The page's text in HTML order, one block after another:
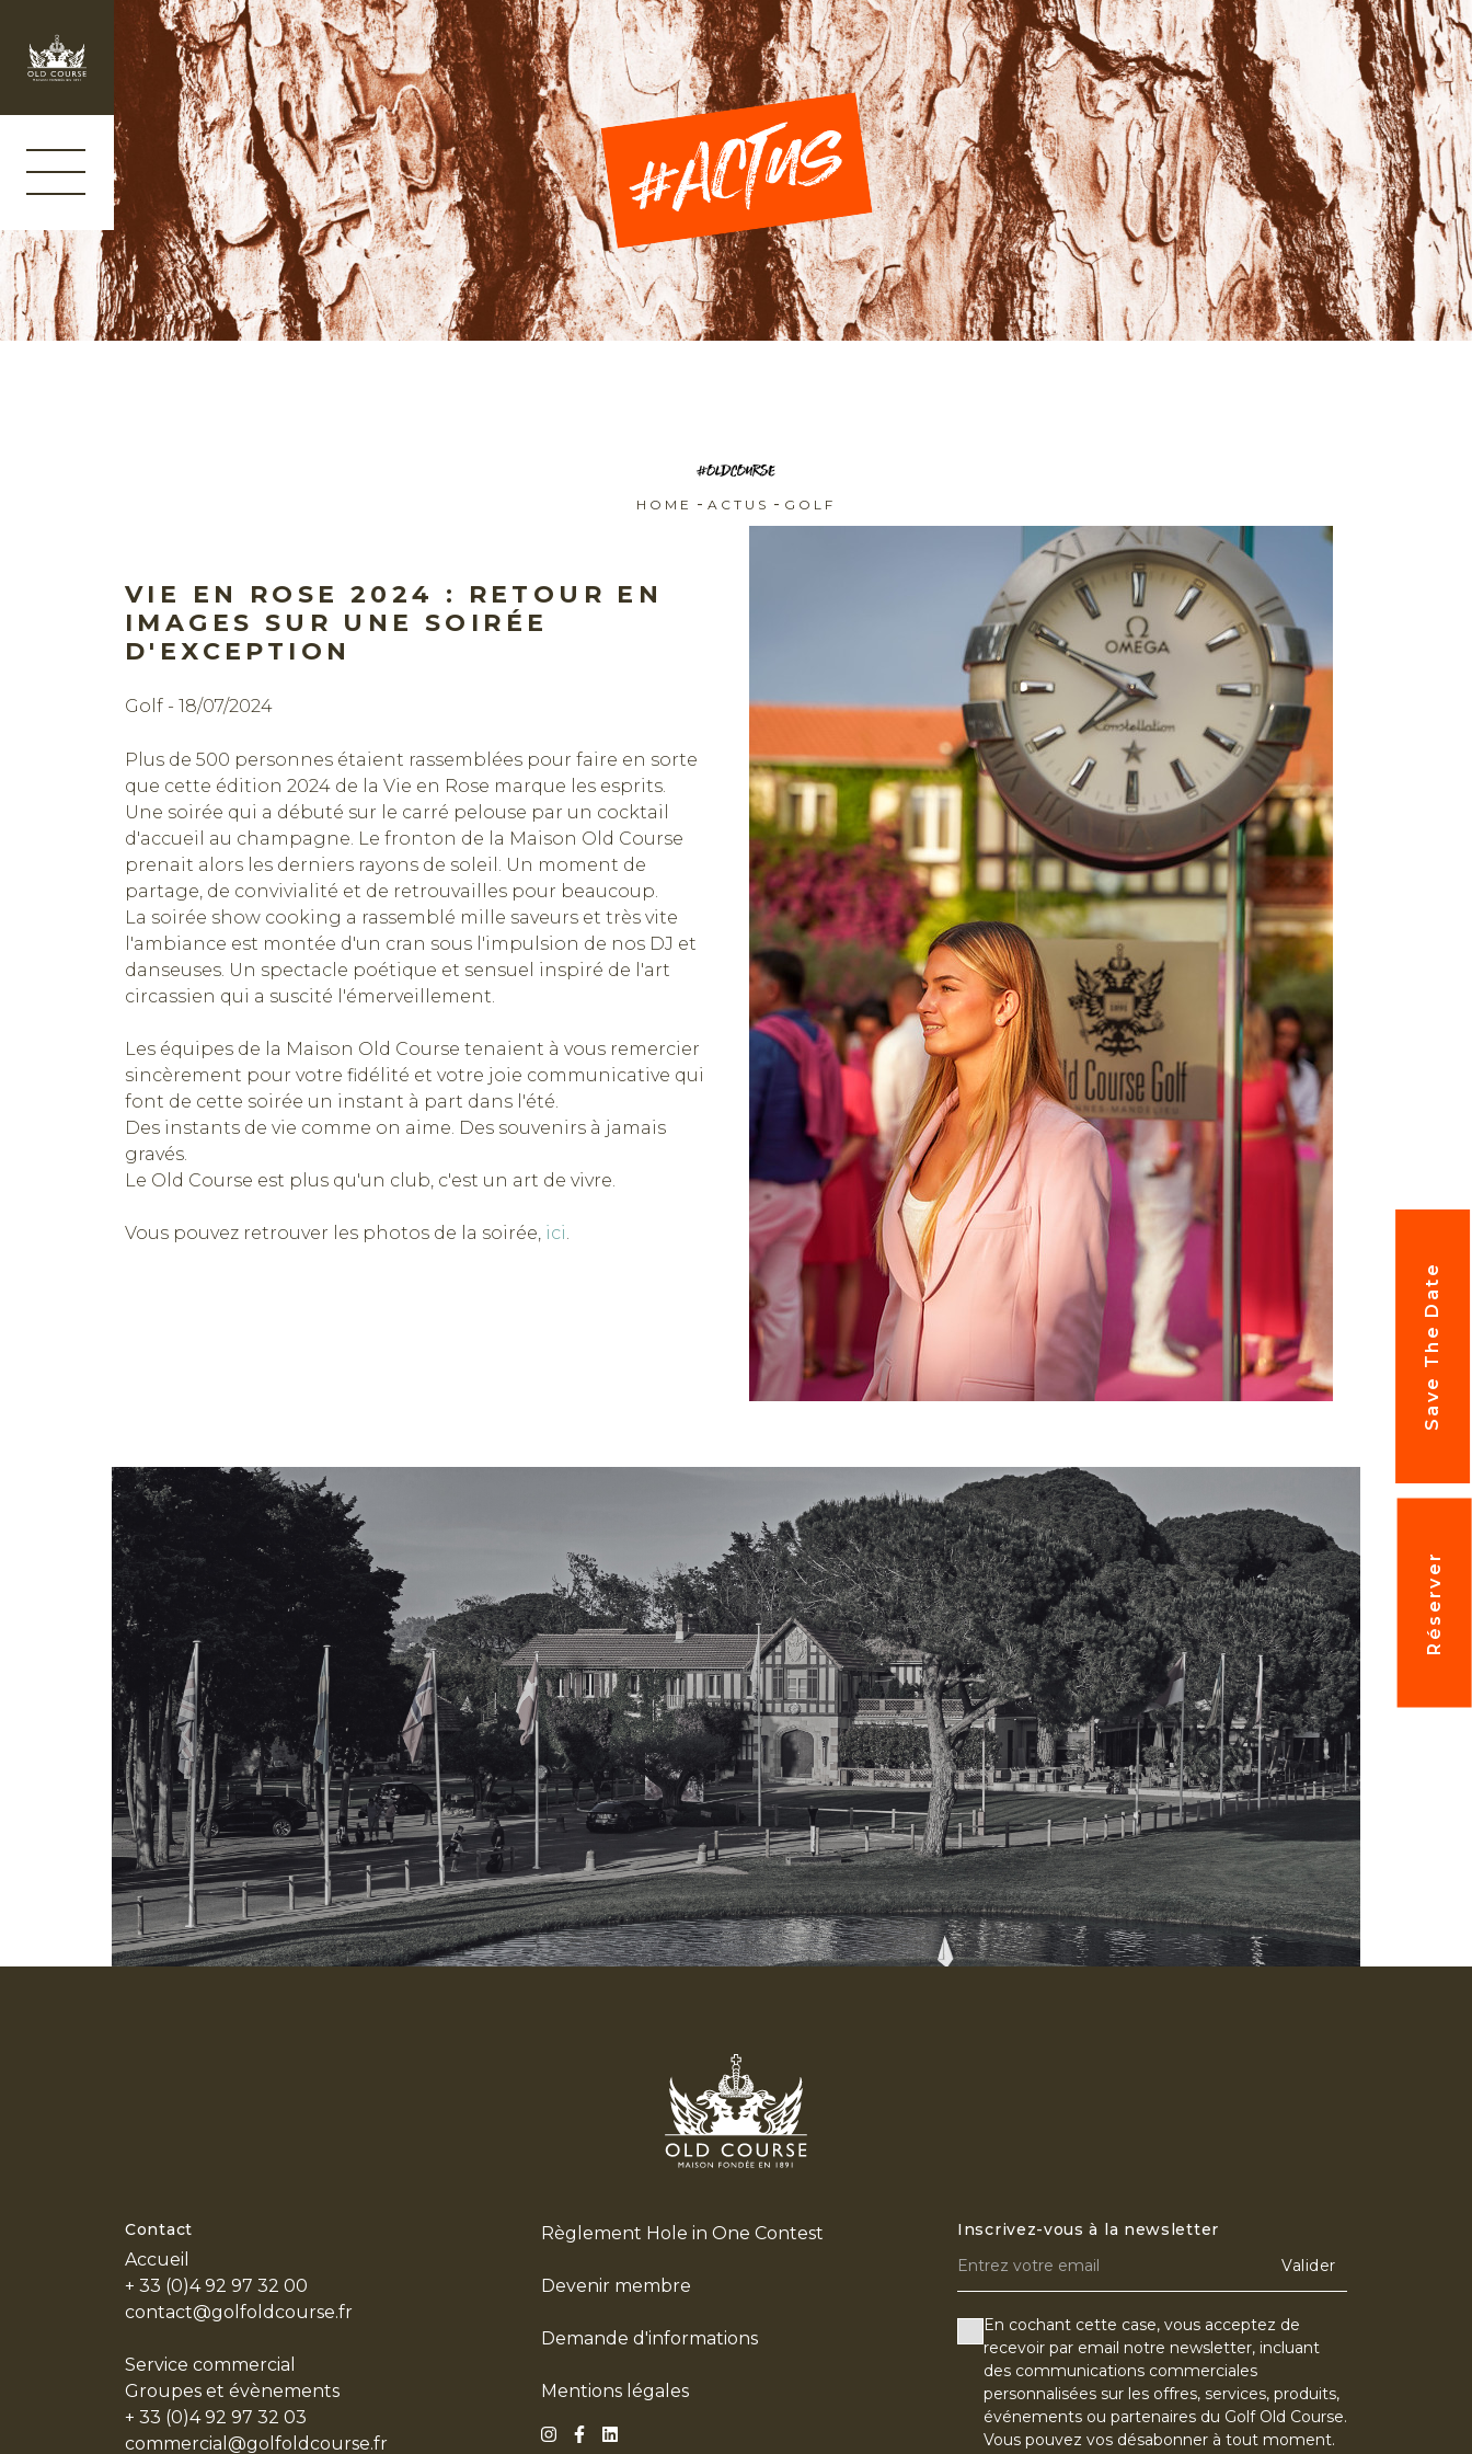
Réserver
L'HISTOIRE
PARCOURS
LE CENTRE DE PERFORMANCE
Save The Date
HOME - ACTUS - GOLF
VIE EN ROSE 2024 : RETOUR EN
IMAGES SUR UNE SOIRÉE
D'EXCEPTION
Golf - 18/07/2024
Plus de 500 personnes étaient rassemblées pour faire en sorte
que cette édition 2024 de la Vie en Rose marque les esprits.
Une soirée qui a débuté sur le carré pelouse par un cocktail
d'accueil au champagne. Le fronton de la Maison Old Course
prenait alors les derniers rayons de soleil. Un moment de
partage, de convivialité et de retrouvailles pour beaucoup.
La soirée show cooking a rassemblé mille saveurs et très vite
l'ambiance est montée d'un cran sous l'impulsion de nos DJ et
danseuses. Un spectacle poétique et sensuel inspiré de l'art
circassien qui a suscité l'émerveillement.
Les équipes de la Maison Old Course tenaient à vous remercier
sincèrement pour votre fidélité et votre joie communicative qui
font de cette soirée un instant à part dans l'été.
Des instants de vie comme on aime. Des souvenirs à jamais
gravés.
Le Old Course est plus qu'un club, c'est un art de vivre.
Vous pouvez retrouver les photos de la soirée, ici.
Contact
Accueil
+ 33 (0)4 92 97 32 00
contact@golfoldcourse.fr
Service commercial
Groupes et évènements
+ 33 (0)4 92 97 32 03
commercial@golfoldcourse.fr
Règlement Hole in One Contest
Devenir membre
Demande d'informations
Mentions légales
Inscrivez-vous à la newsletter
Valider
En cochant cette case, vous acceptez de
recevoir par email notre newsletter, incluant
des communications commerciales
personnalisées sur les offres, services, produits,
événements ou partenaires du Golf Old Course.
Vous pouvez vos désabonner à tout moment.
Réserver
Panneau de gestion des cookies